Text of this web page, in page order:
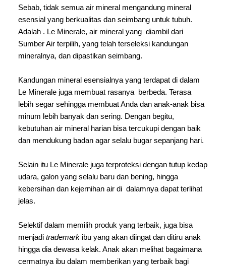
Sebab, tidak semua air mineral mengandung mineral
esensial yang berkualitas dan seimbang untuk tubuh.
Adalah . Le Minerale, air mineral yang  diambil dari
Sumber Air terpilih, yang telah terseleksi kandungan
mineralnya, dan dipastikan seimbang.
Kandungan mineral esensialnya yang terdapat di dalam
Le Minerale juga membuat rasanya  berbeda. Terasa
lebih segar sehingga membuat Anda dan anak-anak bisa
minum lebih banyak dan sering. Dengan begitu,
kebutuhan air mineral harian bisa tercukupi dengan baik
dan mendukung badan agar selalu bugar sepanjang hari.
Selain itu Le Minerale juga terproteksi dengan tutup kedap
udara, galon yang selalu baru dan bening, hingga
kebersihan dan kejernihan air di  dalamnya dapat terlihat
jelas.
Selektif dalam memilih produk yang terbaik, juga bisa
menjadi trademark ibu yang akan diingat dan ditiru anak
hingga dia dewasa kelak. Anak akan melihat bagaimana
cermatnya ibu dalam memberikan yang terbaik bagi